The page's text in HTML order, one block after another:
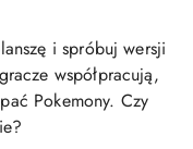
i spróbuj wersji
współpracują,
Pokemony. Czy